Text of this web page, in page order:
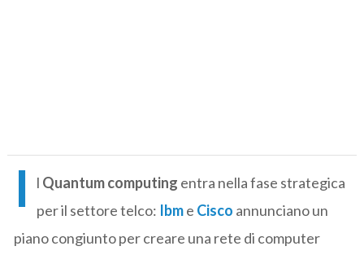
I l Quantum computing entra nella fase strategica
per il settore telco: Ibme Cisco annunciano un
piano congiunto per creare una rete di computer